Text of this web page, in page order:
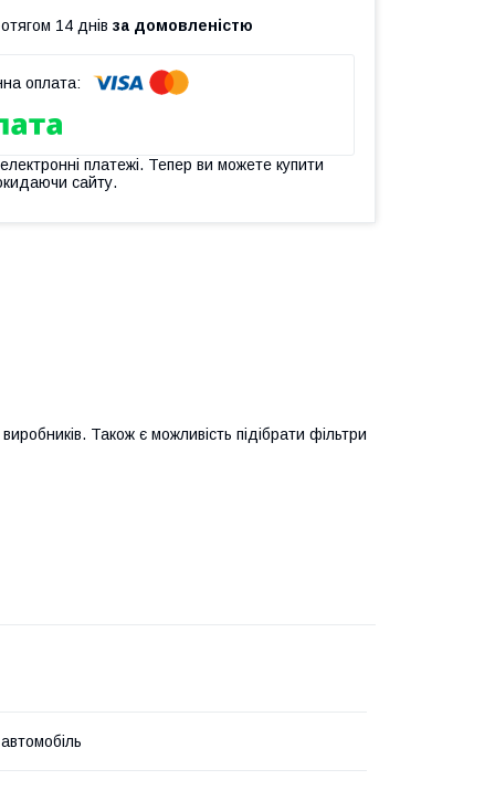
14 днів за домовленістю
платежі. Тепер ви можете купити
сайту.
Також є можливість підібрати фільтри